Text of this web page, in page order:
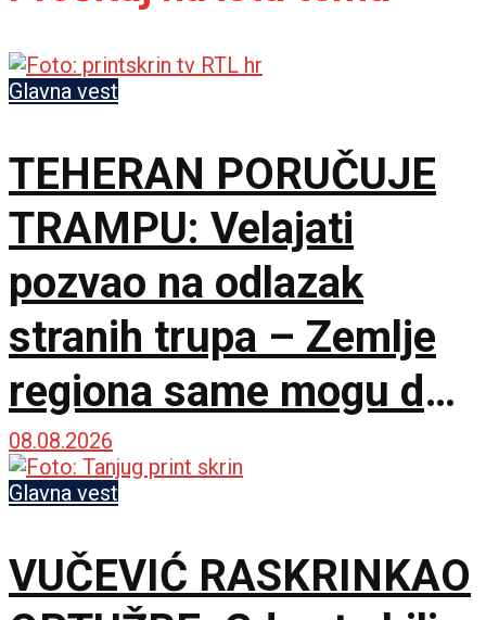
Glavna vest
TEHERAN PORUČUJE
TRAMPU: Velajati
pozvao na odlazak
stranih trupa – Zemlje
regiona same mogu da
osiguraju bezbednost
08.08.2026
Glavna vest
VUČEVIĆ RASKRINKAO